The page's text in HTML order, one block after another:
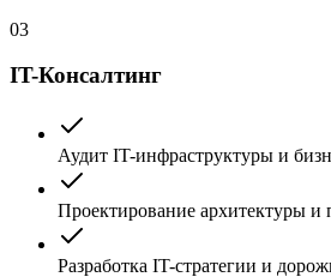
03
IT-Консалтинг
Аудит IT-инфраструктуры и
Проектирование архитектуры и
Разработка IT-стратегии и